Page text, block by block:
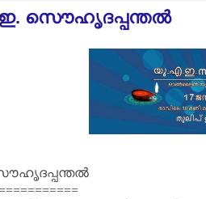
സൌഹൃദപ്പന്തല്‍